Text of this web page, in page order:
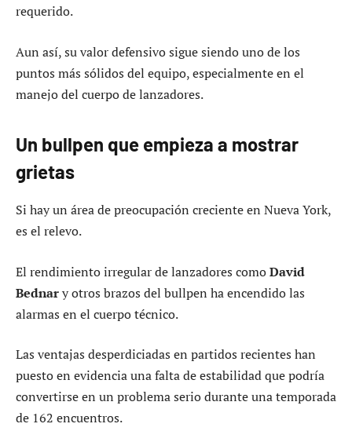
requerido.
Aun así, su valor defensivo sigue siendo uno de los
puntos más sólidos del equipo, especialmente en el
manejo del cuerpo de lanzadores.
Un bullpen que empieza a mostrar
grietas
Si hay un área de preocupación creciente en Nueva York,
es el relevo.
El rendimiento irregular de lanzadores comoDavid
Bednary otros brazos del bullpen ha encendido las
alarmas en el cuerpo técnico.
Las ventajas desperdiciadas en partidos recientes han
puesto en evidencia una falta de estabilidad que podría
convertirse en un problema serio durante una temporada
de 162 encuentros.